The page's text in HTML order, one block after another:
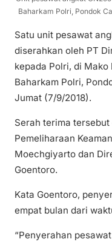
Baharkam Polri, Pondok
Satu unit pesawat
diserahkan oleh PT
kepada Polri, di
Baharkam Polri,
Jumat (7/9/2018).
Serah terima
Pemeliharaan
Moechgiyarto dan
Goentoro.
Kata Goentoro,
empat bulan dari
“Penyerahan